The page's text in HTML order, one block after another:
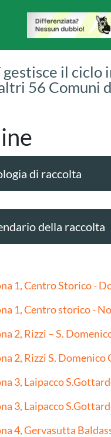
gestisce il
56 Comuni
di raccolta
della raccolta
1, Centro Storico -
1, Centro storico -
2, Rizzi – S.
2, Rizzi S.
3, Laipacco
3, Laipacco
4, Gervasutta